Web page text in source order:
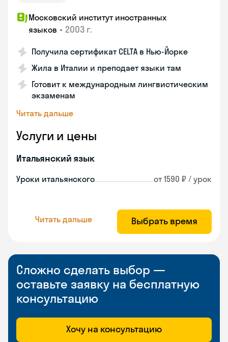
Московский институт иностранных
языков • 2003 г.
Получила сертификат CELTA в Нью-Йорке
Жила в Италии и преподает языки там
Готовит к международным лингвистическим
экзаменам
Читать дальше
Услуги и цены
Итальянский язык
Уроки итальянского от 1590 ₽ / урок
Читать дальше Выбрать время
Сложно сделать выбор —
оставьте заявку на бесплатную
консультацию
Хочу на консультацию